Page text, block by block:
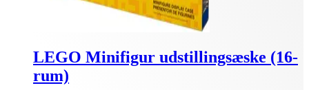
LEGO Minifigur udstillingsæske (16-
rum)